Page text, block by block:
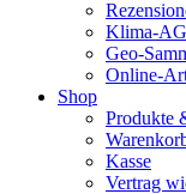
Klima-AG
Geo-
Online-
Shop
Produkte
Kasse
Vertrag